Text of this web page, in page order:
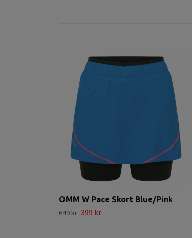
OMM W Pace Skort Blue/Pink
649 kr 399 kr